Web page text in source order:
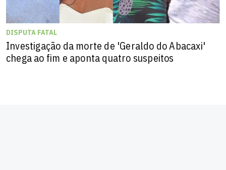
DISPUTA FATAL
Investigação da morte de 'Geraldo do Abacaxi'
chega ao fim e aponta quatro suspeitos